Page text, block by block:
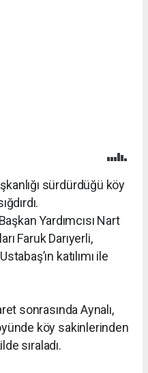
sürdürdüğü köy
Yardımcısı Nart
Faruk Darıyerli,
katılımı ile
sonrasında Aynalı,
köy sakinlerinden
sıraladı.